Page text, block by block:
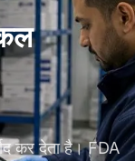
कर देता है। FDA